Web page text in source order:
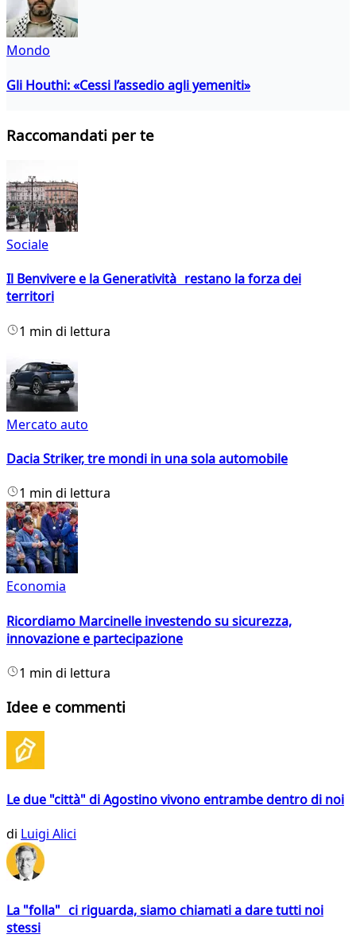
Mondo
Gli Houthi: «Cessi l’assedio agli yemeniti»
Raccomandati per te
Sociale
Il Benvivere e la Generatività restano la forza dei
territori
1 min di lettura
Mercato auto
Dacia Striker, tre mondi in una sola automobile
1 min di lettura
Economia
Ricordiamo Marcinelle investendo su sicurezza,
innovazione e partecipazione
1 min di lettura
Idee e commenti
Le due "città" di Agostino vivono entrambe dentro di noi
di Luigi Alici
La "folla" ci riguarda, siamo chiamati a dare tutti noi
stessi